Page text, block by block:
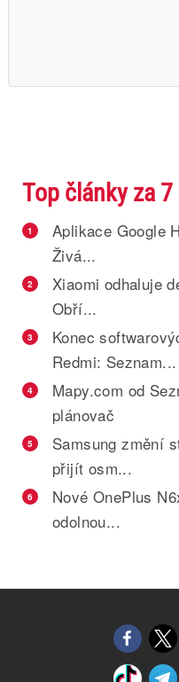
Top články za 7
1
Aplikace Google
Živá...
2
Xiaomi odhaluje
Obří...
3
Konec
Redmi: Seznam...
4
Mapy.com od
plánovač
5
Samsung změní
přijít osm...
6
Nové OnePlus
odolnou...